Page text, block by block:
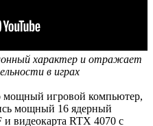
характер и отражает
в играх
мощный игровой компьютер,
мощный 16 ядерный
видеокарта RTX 4070 с